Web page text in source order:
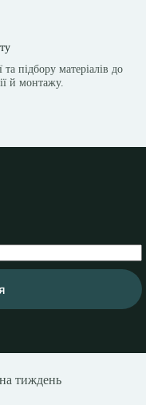
підбору матеріалів до
й монтажу.
тиждень